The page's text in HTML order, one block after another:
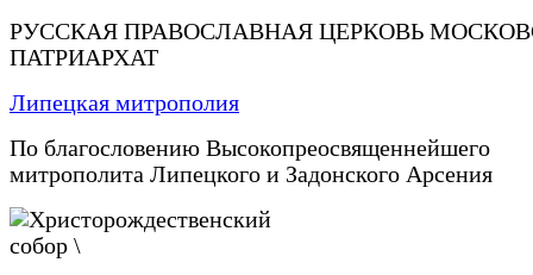
РУССКАЯ ПРАВОСЛАВНАЯ ЦЕРКОВЬ
ПАТРИАРХАТ
Липецкая митрополия
По благословению Высокопреосвященнейшего
митрополита Липецкого и Задонского Арсения